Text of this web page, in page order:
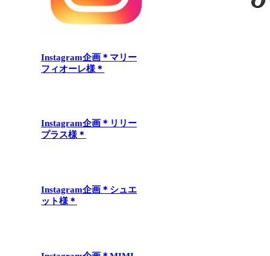
Instagram企画＊マリー
フィオーレ様＊
Instagram企画＊リリー
プラス様＊
Instagram企画＊シュエ
ット様＊